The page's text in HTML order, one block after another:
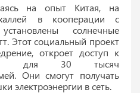
на опыт Китая, на
в кооперации с
солнечные
Этот социальный проект
откроет доступ к
для 30 тысяч
Они смогут получать
электроэнергии в сеть.